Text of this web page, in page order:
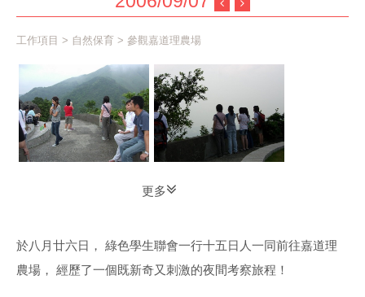
工作項目 > 自然保育 > 參觀嘉道理農場
更多
於八月廿六日， 綠色學生聯會一行十五日人一同前往嘉道理
農場， 經歷了一個既新奇又刺激的夜間考察旅程！